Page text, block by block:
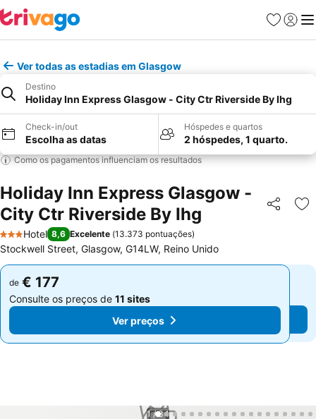
Favoritos
Iniciar
Ver todas as estadias em Glasgow
Destino
Holiday Inn Express Glasgow - City Ctr Riverside By Ihg
Check-in/out
Escolha as datas
Hóspedes e quartos
2 hóspedes, 1 quarto.
Como os pagamentos influenciam os resultados
Holiday Inn Express Glasgow -
City Ctr Riverside By Ihg
Partilhar
3 Estrelas
Hotel 8,6 Excelente (13.373 pontuações)
Stockwell Street, Glasgow, G14LW, Reino Unido
de € 177
Consulte os preços de 11 sites
Ver preços
de € 177
Consulte os preços de 11 sites
Ver preços
1 / 34